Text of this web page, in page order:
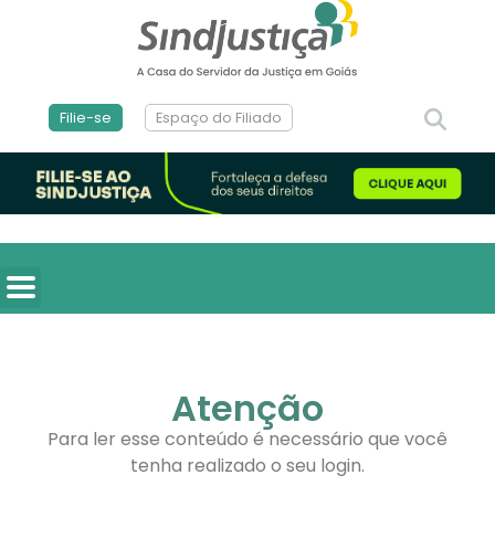
Filie-se Espaço do Filiado
Atenção
Para ler esse conteúdo é necessário que você
tenha realizado o seu login.